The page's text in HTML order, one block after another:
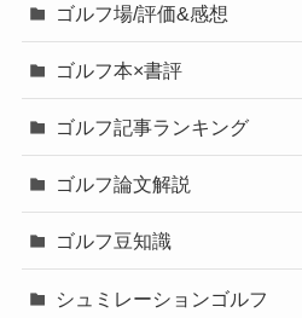
ゴルフ場/評価&感想
ゴルフ本×書評
ゴルフ記事ランキング
ゴルフ論文解説
ゴルフ豆知識
シュミレーションゴルフ